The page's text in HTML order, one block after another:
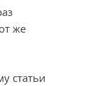
же
статьи